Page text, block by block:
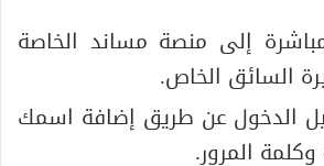
مباشرة إلى منصة مساند الخاصة
السائق الخاص.
الدخول عن طريق إضافة اسمك
المرور.